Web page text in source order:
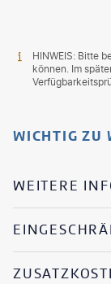
HINWEIS: Bitte
können. Im
WICHTIG ZU
WEITERE